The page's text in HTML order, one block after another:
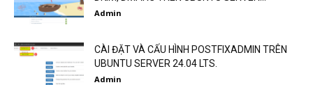
Admin
CÀI ĐẶT VÀ CẤU HÌNH POSTFIXADMIN TRÊN
UBUNTU SERVER 24.04 LTS.
Admin